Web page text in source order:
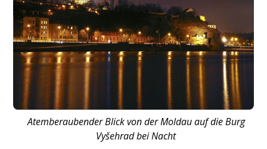
Atemberaubender Blick von der Moldau auf die Burg
Vyšehrad bei Nacht